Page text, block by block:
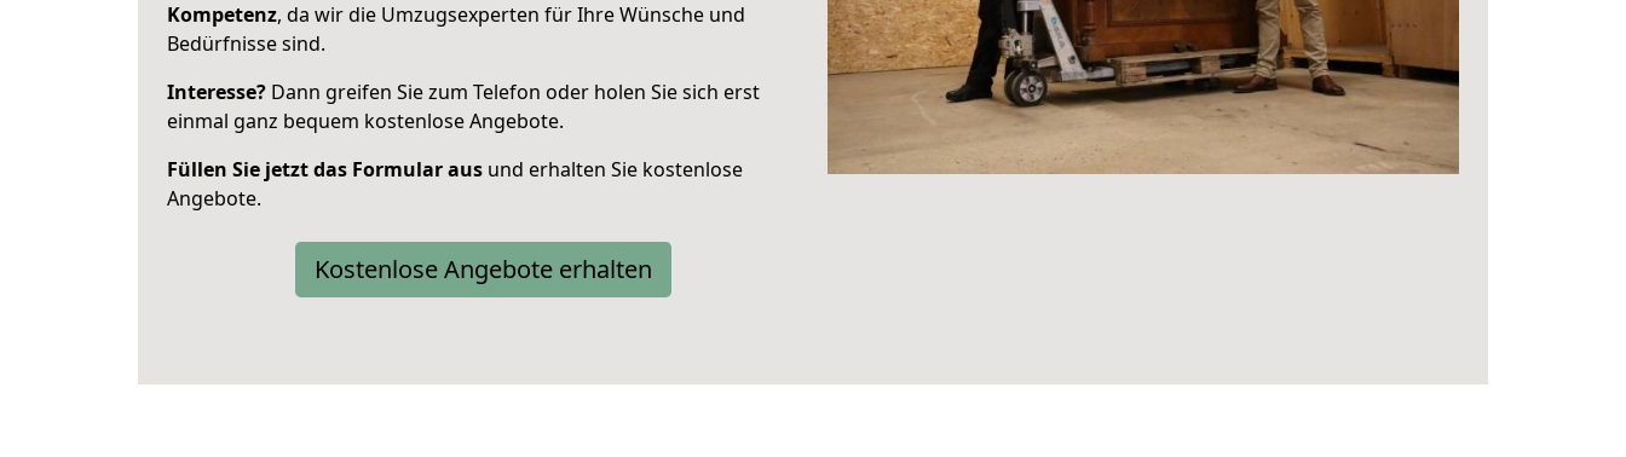
Kompetenz, da wir die Umzugsexperten für Ihre Wünsche und
Bedürfnisse sind.
Interesse? Dann greifen Sie zum Telefon oder holen Sie sich erst
einmal ganz bequem kostenlose Angebote.
Füllen Sie jetzt das Formular aus und erhalten Sie kostenlose
Angebote.
Kostenlose Angebote erhalten